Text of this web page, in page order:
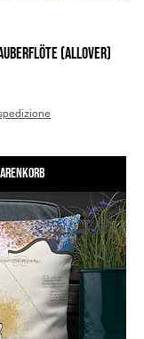
(allover)